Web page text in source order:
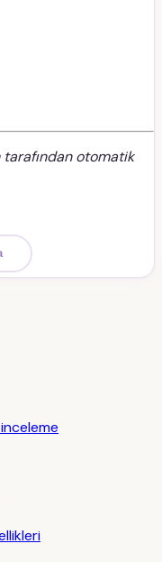
otomatik